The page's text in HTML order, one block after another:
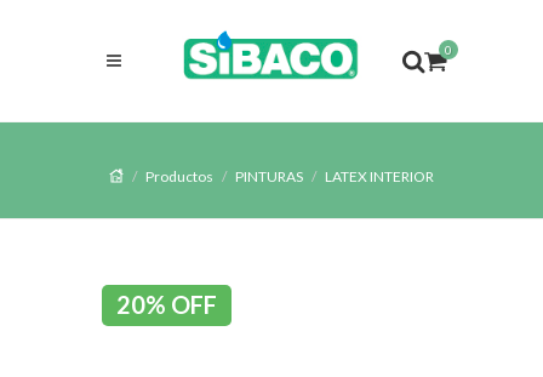
0
Productos PINTURAS LATEX INTERIOR
20% OFF